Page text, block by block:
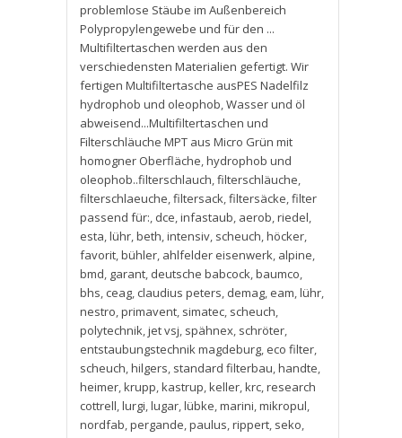
problemlose Stäube im Außenbereich
Polypropylengewebe und für den ...
Multifiltertaschen werden aus den
verschiedensten Materialien gefertigt. Wir
fertigen Multifiltertasche ausPES Nadelfilz
hydrophob und oleophob,Wasser und öl
abweisend...Multifiltertaschen und
Filterschläuche MPT aus Micro Grün mit
homogner Oberfläche,hydrophob und
oleophob..filterschlauch,filterschläuche,
filterschlaeuche,filtersack,filtersäcke,filter
passend für:, dce,infastaub, aerob,riedel,
esta,lühr,beth,intensiv, scheuch,höcker,
favorit,bühler, ahlfelder eisenwerk, alpine,
bmd, garant, deutsche babcock,baumco,
bhs, ceag, claudius peters, demag, eam,lühr,
nestro,primavent, simatec, scheuch,
polytechnik,jet vsj, spähnex, schröter,
entstaubungstechnik magdeburg, eco filter,
scheuch,hilgers, standard filterbau,handte,
heimer,krupp,kastrup,keller,krc,research
cottrell,lurgi,lugar,lübke,marini,mikropul,
nordfab,pergande,paulus,rippert, seko,